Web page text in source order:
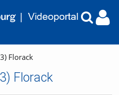
Florack
Florack